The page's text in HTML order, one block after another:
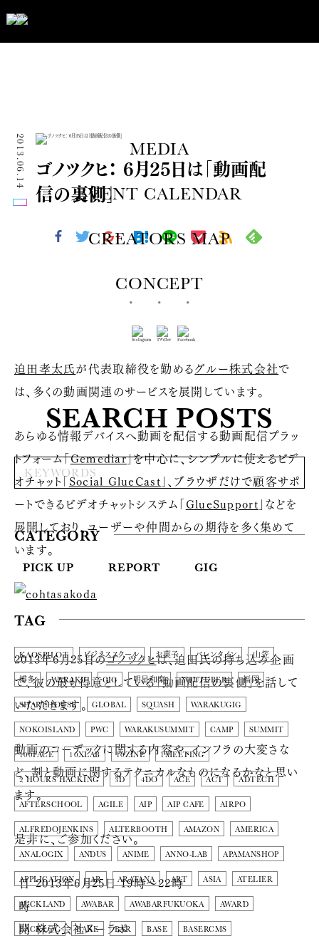
MEDIA
EVENT CALENDAR
CREATORS MAP
CONCEPT
SEARCH POSTS
CATEGORY
PICK UP REPORT GIG
TAG
KAOSPILOT ビジネススクール お菓子 バレンタイン 山笠
博多 WARAKU GIG 明星和楽 YOUTUBER 福岡
SHAREHOUSE GLOBAL SQUASH WARAKUGIG
NOKOISLAND PWC WARAKUSUMMIT CAMP SUMMIT
100FACE 10XLAB 10ZINE 1MEETING
2 HOURS HACKING 3D 4DO ACE ACT ADTECH
AFTERSCHOOL AGILE AIP AIP CAFE AIRPO
ALFREDOJENKINS ALTERBOOTH AMAZON AMERICA
ANALOGIX ANDUS ANIME ANNO-LAB APAMANSHOP
APPLICATION AR ARATANA ART ASIA ATELIER
AUCKLAND AWABAR AWABARFUKUOKA AWARD
BACKLOG BAKE BAR BASE BASERCMS
ゴノツクヒ： 6月25日は「動画配
信の裏側」
2013.06.14
迫田孝太氏が代表取締役を勤めるグルー株式会社で
は、多くの動画関連のサービスを展開しています。
あらゆる情報デバイスへ動画を配信する動画配信プラッ
トフォーム「Gemediar」を中心に、シンプルに使えるビデ
オチャット「Social GlueCast 」、ブラウザだけで顧客サポ
ートできるビデオチャットシステム「GlueSupport 」などを
展開しており、ユーザーや仲間からの期待を多く集めて
います。
2013年6月25日のゴノツクヒは、迫田氏の持ち込み企画
で、彼の最も得意としている「動画配信の裏側」を話して
いただきます。
動画のコーデックに関する内容や、インフラの大変さな
ど、割と動画に関するテクニカルなものになるかなと思い
ます。
是非に、ご参加ください。
日
時
2013年6月25日 19時〜22時
開 株式会社ヌーラボ